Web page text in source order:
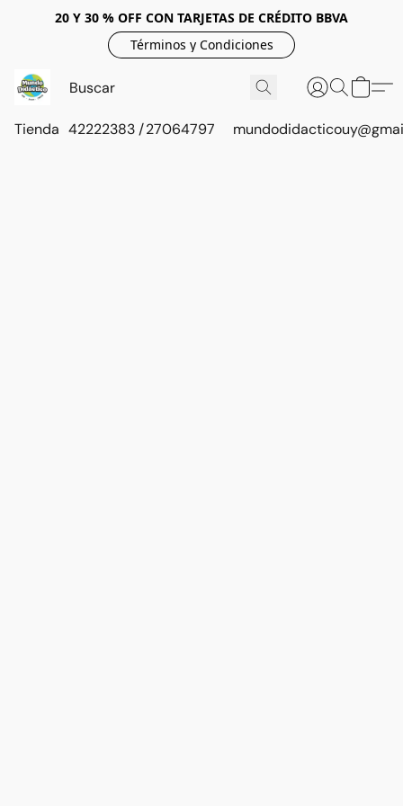
20 Y 30 % OFF CON TARJETAS DE CRÉDITO BBVA
Términos y Condiciones
Tienda 42222383 / 27064797